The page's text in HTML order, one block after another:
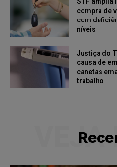
compra de
com
níveis
Justiça do
causa de
canetas
trabalho
VEJA